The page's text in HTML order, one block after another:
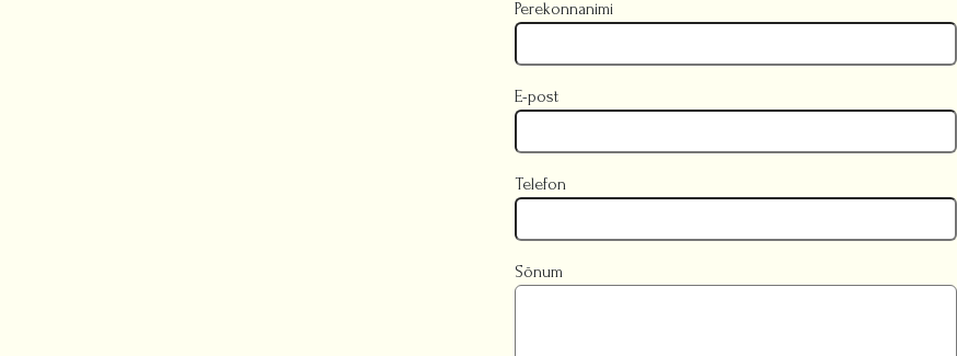
Perekonnanimi
E-post
Telefon
Sõnum